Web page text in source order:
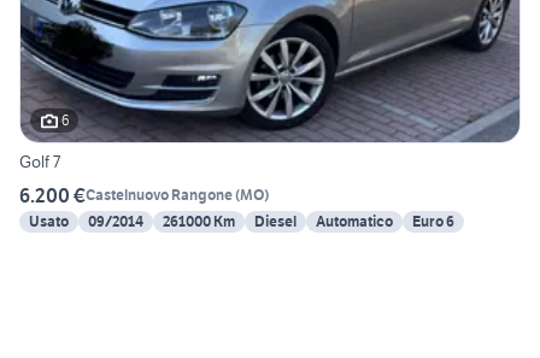
6
Golf 7
6.200 €Castelnuovo Rangone(MO)
Usato
09/2014 261000 Km Diesel Automatico Euro 6